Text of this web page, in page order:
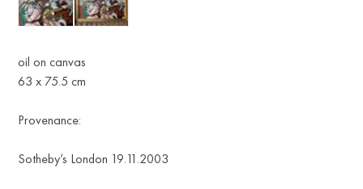
oil on canvas
63 x 75.5 cm
Provenance:
Sotheby’s London 19.11.2003